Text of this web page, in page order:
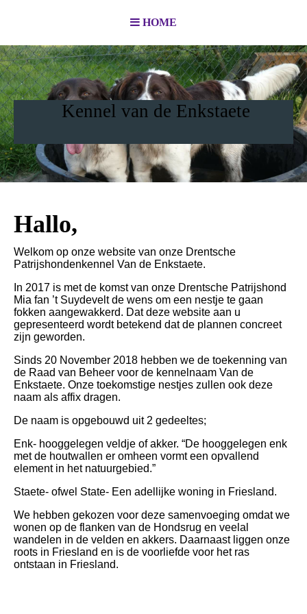
HOME
Kennel van de Enkstaete
Hallo,
Welkom op onze website van onze Drentsche
Patrijshondenkennel Van de Enkstaete.
In 2017 is met de komst van onze Drentsche Patrijshond
Mia fan ’t Suydevelt de wens om een nestje te gaan
fokken aangewakkerd. Dat deze website aan u
gepresenteerd wordt betekend dat de plannen concreet
zijn geworden.
Sinds 20 November 2018 hebben we de toekenning van
de Raad van Beheer voor de kennelnaam Van de
Enkstaete. Onze toekomstige nestjes zullen ook deze
naam als affix dragen.
De naam is opgebouwd uit 2 gedeeltes;
Enk- hooggelegen veldje of akker. “De hooggelegen enk
met de houtwallen er omheen vormt een opvallend
element in het natuurgebied.”
Staete- ofwel State- Een adellijke woning in Friesland.
We hebben gekozen voor deze samenvoeging omdat we
wonen op de flanken van de Hondsrug en veelal
wandelen in de velden en akkers. Daarnaast liggen onze
roots in Friesland en is de voorliefde voor het ras
ontstaan in Friesland.